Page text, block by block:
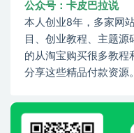
公众号：卡皮巴拉说
本人创业8年，多家网
目、创业教程、主题
的从淘宝购买很多教程
分享这些精品付款资源。